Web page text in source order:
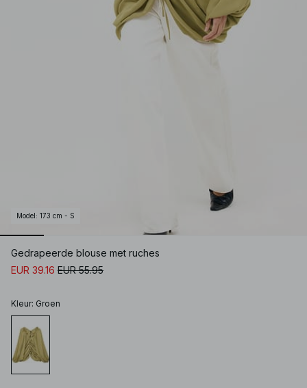
Model : 173 cm - S
Gedrapeerde blouse met ruches
EUR 39.16 EUR 55.95
Kleur: Groen